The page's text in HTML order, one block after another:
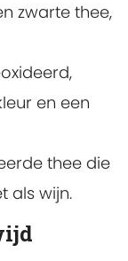
zwarte thee,
en een
thee die
als wijn.